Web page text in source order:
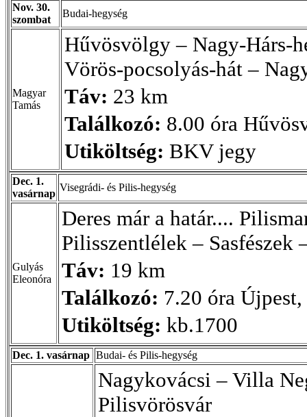
Nov. 30.
szombat
Budai-hegység
Magyar
Tamás
Hűvösvölgy – Nagy-Hárs-
Vörös-pocsolyás-hát –
Táv: 23 km
Találkozó: 8.00 óra
Utiköltség: BKV jegy
Dec. 1.
vasárnap
Visegrádi- és Pilis-hegység
Gulyás
Eleonóra
Deres már a határ....
Pilisszentlélek –
Táv: 19 km
Találkozó: 7.20 óra
Utiköltség: kb.1700
Dec. 1. vasárnap Budai- és Pilis-hegység
Nagykovácsi – Villa
Pilisvörösvár